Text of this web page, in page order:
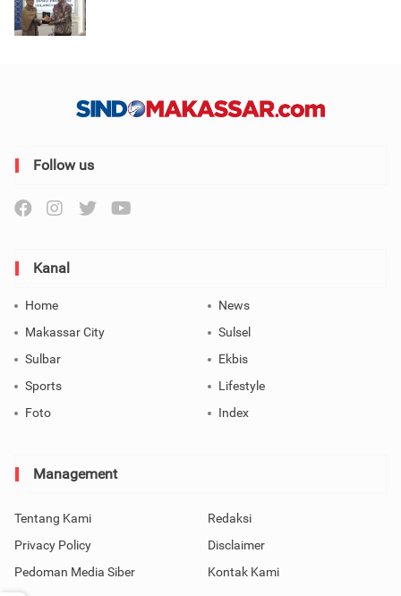
Follow us
Kanal
Home
News
Makassar City
Sulsel
Sulbar
Ekbis
Sports
Lifestyle
Foto
Index
Management
Tentang Kami
Redaksi
Privacy Policy
Disclaimer
Pedoman Media Siber
Kontak Kami